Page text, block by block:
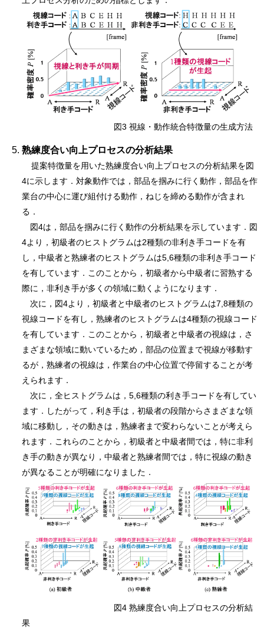
図3 視線・動作統合特徴量の生成方法
熟練度合い向上プロセスの分析結果
提案特徴量を用いた熟練度合い向上プロセスの分析結果を図
4に示します．対象動作では，部品を掴みに行く動作，部品を作
業台の中心に運び組付ける動作，ねじを締める動作が含まれ
る．
図4は，部品を掴みに行く動作の分析結果を示しています．図
4より，初級者のヒストグラムは2種類の非利き手コードを有
し，中級者と熟練者のヒストグラムは5,6種類の非利き手コード
を有しています．このことから，初級者から中級者に習熟する
際に，非利き手が多くの領域に動くようになります．
次に，図4より，初級者と中級者のヒストグラムは7,8種類の
視線コードを有し，熟練者のヒストグラムは4種類の視線コード
を有しています．このことから，初級者と中級者の視線は，さ
まざまな領域に動いているため，部品の位置まで視線が移動す
るが，熟練者の視線は，作業台の中心位置で停留することが考
えられます．
次に，全ヒストグラムは，5,6種類の利き手コードを有してい
ます．したがって，利き手は，初級者の段階からさまざまな領
域に移動し，その動きは，熟練者まで変わらないことが考えら
れます．これらのことから，初級者と中級者間では，特に非利
き手の動きが異なり，中級者と熟練者間では，特に視線の動き
が異なることが明確になりました．
図4 熟練度合い向上プロセスの分析結
果